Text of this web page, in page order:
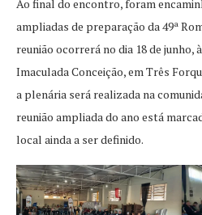
Ao final do encontro, foram
ampliadas de preparação da 49ª
reunião ocorrerá no dia 18 de junho,
Imaculada Conceição, em Três
a plenária será realizada na
reunião ampliada do ano está
local ainda a ser definido.